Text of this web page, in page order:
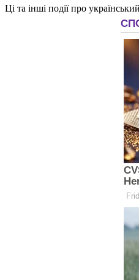
Ці та інші події про